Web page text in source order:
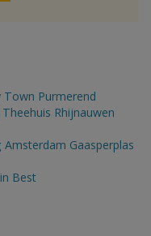
Town Purmerend
Rhijnauwen
Gaasperplas
Best